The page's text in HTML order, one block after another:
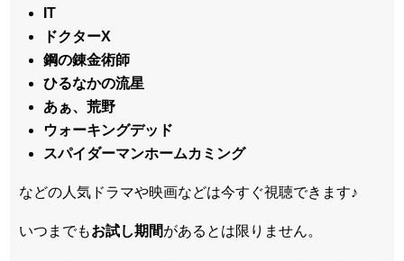
IT
ドクターX
鋼の錬金術師
ひるなかの流星
あぁ、荒野
ウォーキングデッド
スパイダーマンホームカミング
などの人気ドラマや映画などは今すぐ視聴できます♪
いつまでもお試し期間があるとは限りません。